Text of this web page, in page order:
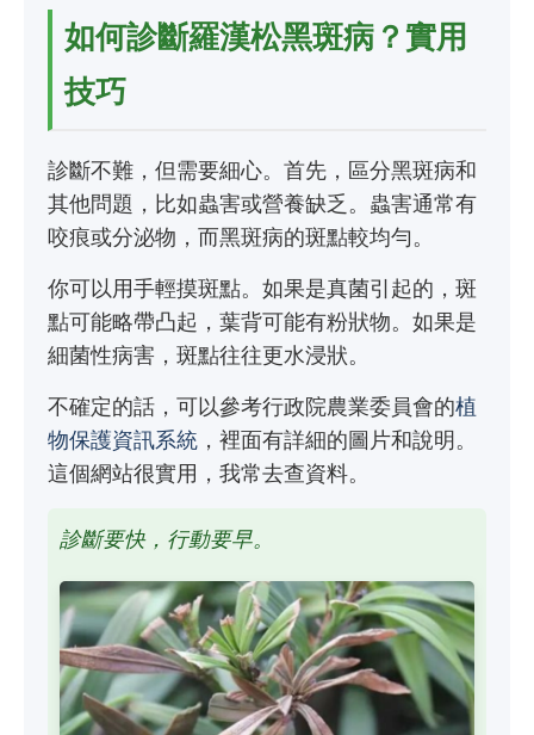
如何診斷羅漢松黑斑病？實用
技巧
診斷不難，但需要細心。首先，區分黑斑病和
其他問題，比如蟲害或營養缺乏。蟲害通常有
咬痕或分泌物，而黑斑病的斑點較均勻。
你可以用手輕摸斑點。如果是真菌引起的，斑
點可能略帶凸起，葉背可能有粉狀物。如果是
細菌性病害，斑點往往更水浸狀。
不確定的話，可以參考行政院農業委員會的植
物保護資訊系統 ，裡面有詳細的圖片和說明。
這個網站很實用，我常去查資料。
診斷要快，行動要早。